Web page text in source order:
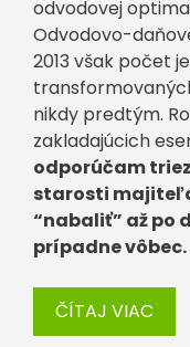
odvodovej
Odvodovo-
2013 však počet
nikdy predtým.
zakladajúcich
odporúčam
starosti
“nabaliť” až po
prípadne vôbec.
ČÍTAJ VIAC